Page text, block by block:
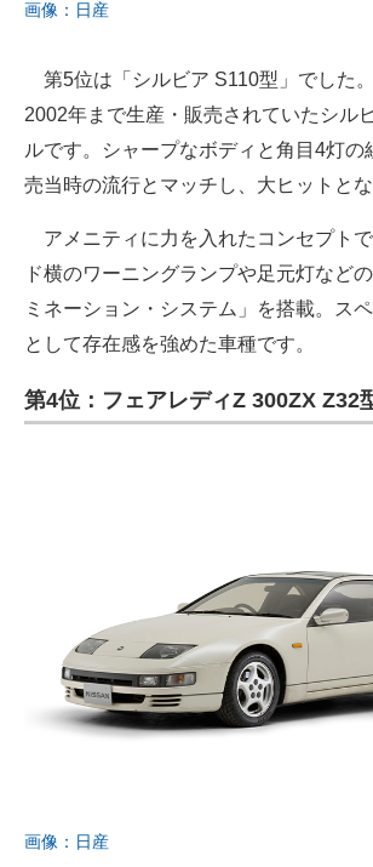
画像：日産
第5位は「シルビア S110型」でした
2002年まで生産・販売されていたシル
ルです。シャープなボディと角目4灯の
売当時の流行とマッチし、大ヒットとな
アメニティに力を入れたコンセプト
ド横のワーニングランプや足元灯など
ミネーション・システム」を搭載。ス
として存在感を強めた車種です。
第4位：フェアレディZ 300ZX Z32
画像：日産